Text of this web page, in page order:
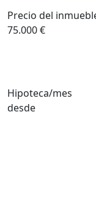
Precio del
75.000 €
Hipoteca/mes
desde